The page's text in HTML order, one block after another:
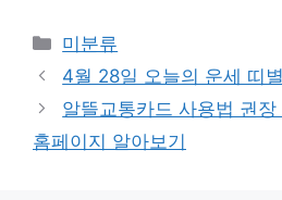
Categories
미분류
4월 28일 오늘의 운세 띠
알뜰교통카드 사용법 권
홈페이지 알아보기